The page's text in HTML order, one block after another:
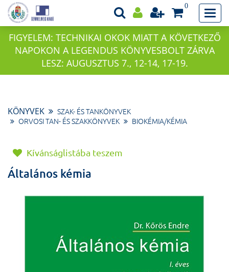
0
FIGYELEM: TECHNIKAI OKOK MIATT A KÖVETKEZŐ
NAPOKON A LEGENDUS KÖNYVESBOLT ZÁRVA
LESZ: AUGUSZTUS 7., 12-14, 17-19.
KÖNYVEK
SZAK- ÉS TANKÖNYVEK
ORVOSI TAN- ÉS SZAKKÖNYVEK
BIOKÉMIA/KÉMIA
Kívánságlistába teszem
Általános kémia